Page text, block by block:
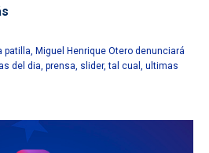
patilla, Miguel Henrique Otero denunciará
del dia, prensa, slider,tal cual , ultimas